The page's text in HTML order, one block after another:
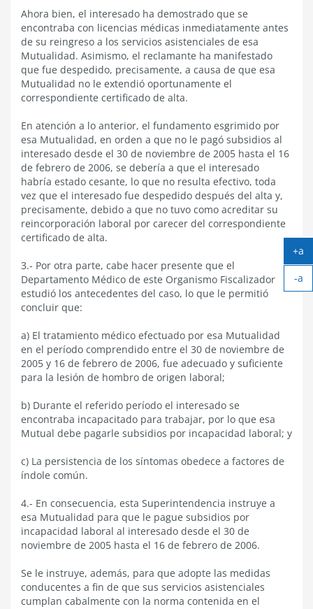
Ahora bien, el interesado ha demostrado que se
encontraba con licencias médicas inmediatamente antes
de su reingreso a los servicios asistenciales de esa
Mutualidad. Asimismo, el reclamante ha manifestado
que fue despedido, precisamente, a causa de que esa
Mutualidad no le extendió oportunamente el
correspondiente certificado de alta.
En atención a lo anterior, el fundamento esgrimido por
esa Mutualidad, en orden a que no le pagó subsidios al
interesado desde el 30 de noviembre de 2005 hasta el 16
de febrero de 2006, se debería a que el interesado
habría estado cesante, lo que no resulta efectivo, toda
vez que el interesado fue despedido después del alta y,
precisamente, debido a que no tuvo como acreditar su
reincorporación laboral por carecer del correspondiente
certificado de alta.
3.- Por otra parte, cabe hacer presente que el
Departamento Médico de este Organismo Fiscalizador
estudió los antecedentes del caso, lo que le permitió
concluir que:
a) El tratamiento médico efectuado por esa Mutualidad
en el período comprendido entre el 30 de noviembre de
2005 y 16 de febrero de 2006, fue adecuado y suficiente
para la lesión de hombro de origen laboral;
b) Durante el referido período el interesado se
encontraba incapacitado para trabajar, por lo que esa
Mutual debe pagarle subsidios por incapacidad laboral; y
c) La persistencia de los síntomas obedece a factores de
índole común.
4.- En consecuencia, esta Superintendencia instruye a
esa Mutualidad para que le pague subsidios por
incapacidad laboral al interesado desde el 30 de
noviembre de 2005 hasta el 16 de febrero de 2006.
Se le instruye, además, para que adopte las medidas
conducentes a fin de que sus servicios asistenciales
cumplan cabalmente con la norma contenida en el
+a
-a